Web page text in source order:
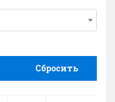
Сбросить